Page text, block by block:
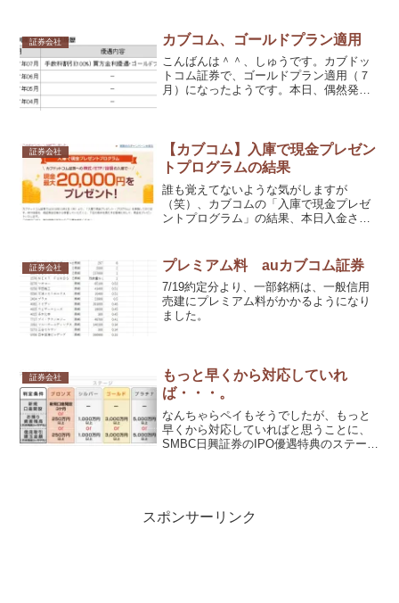
証券会社 カブコム、ゴールドプラン適用
こんばんは＾＾、しゅうです。カブドッ
トコム証券で、ゴールドプラン適用（７
月）になったようです。本日、偶然発見
証券会社
【カブコム】入庫で現金プレゼン
トプログラムの結果
誰も覚えてないような気がしますが
（笑）、カブコムの「入庫で現金プレゼ
ントプログラム」の結果、本日入金され
証券会社 プレミアム料 auカブコム証券
7/19約定分より、一部銘柄は、一般信用
売建にプレミアム料がかかるようになり
ました。
証券会社
もっと早くから対応していれ
ば・・・。
なんちゃらペイもそうでしたが、もっと
早くから対応していればと思うことに、
SMBC日興証券のIPO優遇特典のステージ
スポンサーリンク